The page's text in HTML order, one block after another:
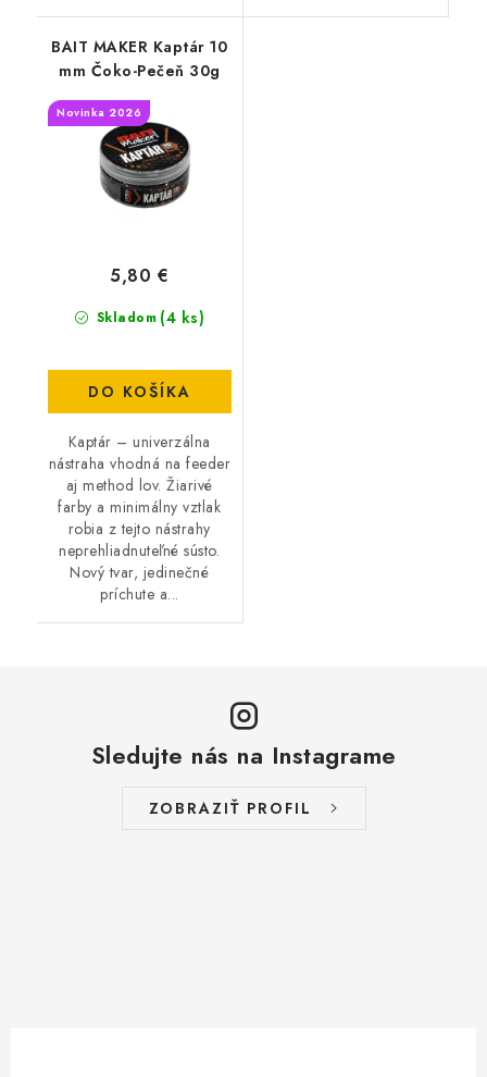
BAIT MAKER Kaptár 10
mm Čoko-Pečeň 30g
Novinka 2026
Skladom (4 ks)
5,80 €
DO KOŠÍKA
Kaptár – univerzálna
nástraha vhodná na feeder
aj method lov. Žiarivé
farby a minimálny vztlak
robia z tejto nástrahy
neprehliadnuteľné sústo.
Nový tvar, jedinečné
príchute a...
Sledujte nás na Instagrame
ZOBRAZIŤ PROFIL